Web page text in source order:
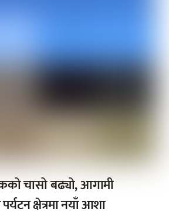
चासो बढ्यो, आगामी
क्षेत्रमा नयाँ आशा